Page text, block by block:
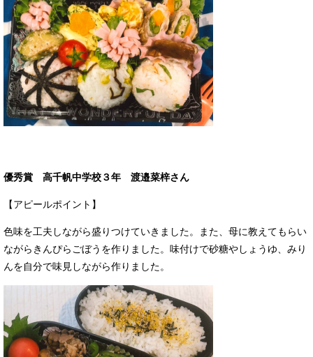
優秀賞 高千帆中学校３年 渡邉菜梓さん
【アピールポイント】
色味を工夫しながら盛りつけていきました。また、母に教えてもらい
ながらきんぴらごぼうを作りました。味付けで砂糖やしょうゆ、みり
んを自分で味見しながら作りました。